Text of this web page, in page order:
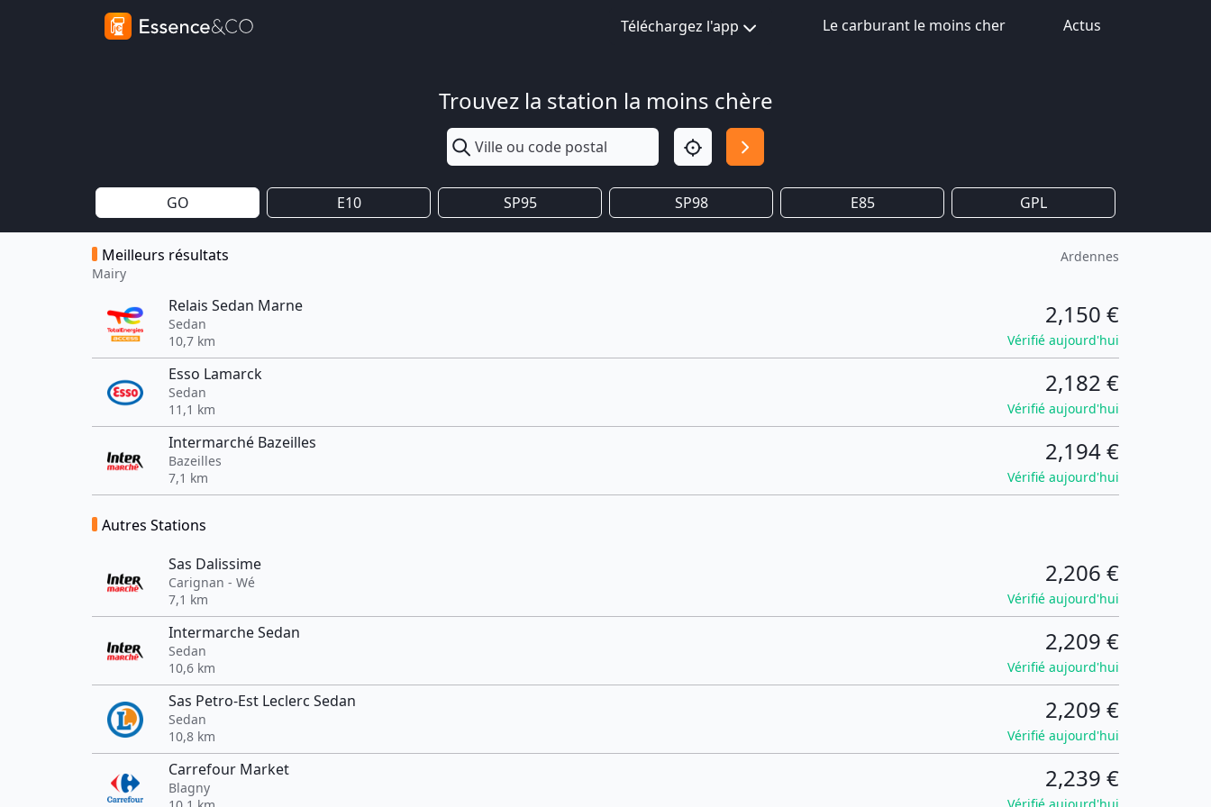
Téléchargez l'app Le carburant le moins cher Actus
Trouvez la station la moins chère
GO E10 SP95 SP98 E85 GPL
Meilleurs résultats
Mairy
Ardennes
Relais Sedan Marne
Sedan
10,7 km
2,150 €
Vérifié aujourd'hui
Esso Lamarck
Sedan
11,1 km
2,182 €
Vérifié aujourd'hui
Intermarché Bazeilles
Bazeilles
7,1 km
2,194 €
Vérifié aujourd'hui
Autres Stations
Sas Dalissime
Carignan - Wé
7,1 km
2,206 €
Vérifié aujourd'hui
Intermarche Sedan
Sedan
10,6 km
2,209 €
Vérifié aujourd'hui
Sas Petro-Est Leclerc Sedan
Sedan
10,8 km
2,209 €
Vérifié aujourd'hui
Carrefour Market
Blagny
2,239 €